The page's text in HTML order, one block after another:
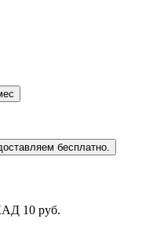
бесплатно.
10 руб.